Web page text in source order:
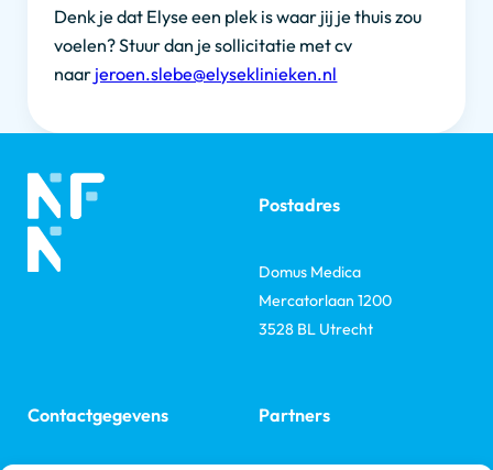
Denk je dat Elyse een plek is waar jij je thuis zou
voelen? Stuur dan je sollicitatie met cv
naar jeroen.slebe@elyseklinieken.nl
Postadres
Domus Medica
Mercatorlaan 1200
3528 BL Utrecht
Contactgegevens Partners